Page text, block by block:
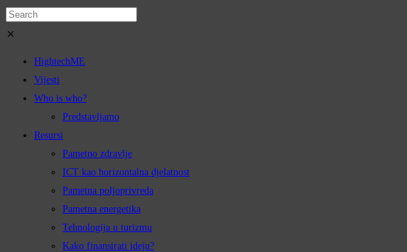
HightechME
Vijesti
Who is who?
Predstavljamo
Resursi
Pametno zdravlje
ICT kao horizontalna djelatnost
Pametna poljoprivreda
Pametna energetika
Tehnologija u turizmu
Kako finansirati ideju?